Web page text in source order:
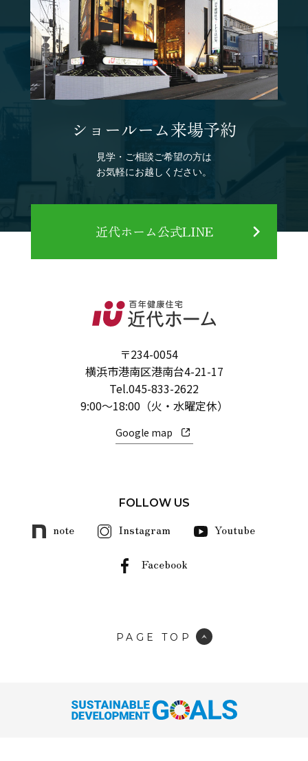
ショールーム来場予約
見学・ご相談ご希望の方は
お気軽にお越しください。
近代ホーム公式LINE
〒234-0054
横浜市港南区港南台4-21-17
Tel.045-833-2622
9:00～18:00（火・水曜定休）
Google map
FOLLOW US
note Instagram Youtube
Facebook
PAGE TOP